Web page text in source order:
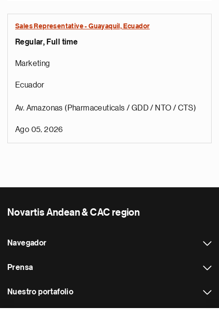
Sales Representative - Guayaquil, Ecuador
Regular, Full time
Marketing
Ecuador
Av. Amazonas (Pharmaceuticals / GDD / NTO / CTS)
Ago 05, 2026
Novartis Andean & CAC region
Navegador
Prensa
Nuestro portafolio